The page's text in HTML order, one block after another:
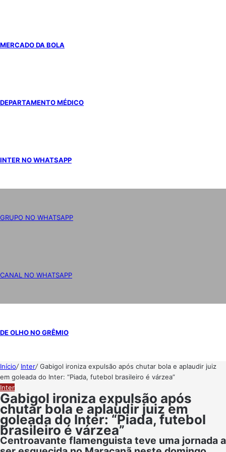
MERCADO DA BOLA
DEPARTAMENTO MÉDICO
INTER NO WHATSAPP
GRUPO NO WHATSAPP
CANAL NO WHATSAPP
DE OLHO NO GRÊMIO
Início/ Inter/Gabigol ironiza expulsão após chutar bola e aplaudir juiz
em goleada do Inter: “Piada, futebol brasileiro é várzea”
Inter
Gabigol ironiza expulsão após
chutar bola e aplaudir juiz em
goleada do Inter: “Piada, futebol
brasileiro é várzea”
Centroavante flamenguista teve uma jornada a